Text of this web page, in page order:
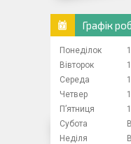
Графік
Понеділок
Вівторок
Середа
Четвер
Пʼятниця
Субота
Неділя